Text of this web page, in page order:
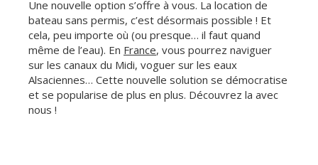
Une nouvelle option s’offre à vous. La location de
bateau sans permis, c’est désormais possible ! Et
cela, peu importe où (ou presque… il faut quand
même de l’eau). En France, vous pourrez naviguer
sur les canaux du Midi, voguer sur les eaux
Alsaciennes… Cette nouvelle solution se démocratise
et se popularise de plus en plus. Découvrez la avec
nous !